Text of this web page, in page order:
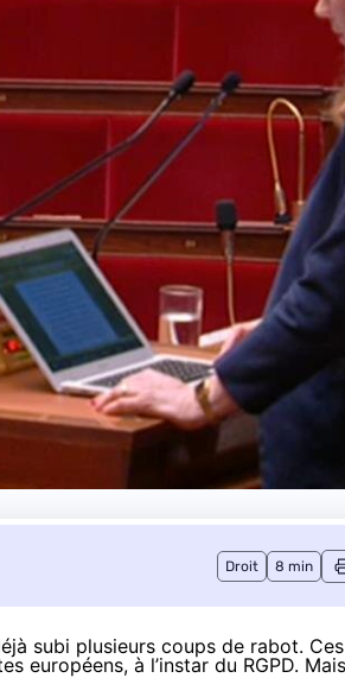
Droit 8 min
subi plusieurs coups de rabot. Ces
européens, à l’instar du RGPD. Mais